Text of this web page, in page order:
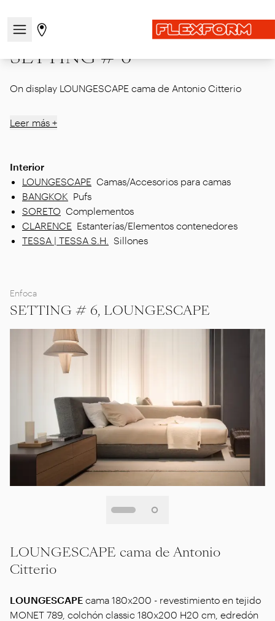
Abre/cierra el menú de navegación
Ir a la página de tiendas
SETTING # 6
SETTING # 6
On display LOUNGESCAPE cama de Antonio Citterio
Leer más +
Interior
LOUNGESCAPE Camas/Accesorios para camas
BANGKOK Pufs
SORETO Complementos
CLARENCE Estanterías/Elementos contenedores
TESSA | TESSA S.H.
Sillones
Enfoca
SETTING # 6, LOUNGESCAPE
LOUNGESCAPE cama de Antonio
Citterio
LOUNGESCAPE cama 180x200 - revestimiento en tejido
MONET 789, colchón classic 180x200 H20 cm, edredón